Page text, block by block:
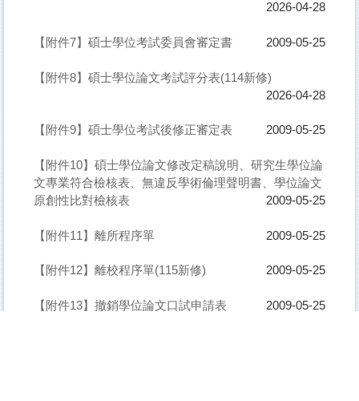
2026-04-28
【附件7】碩士學位考試委員會審定書 2009-05-25
【附件8】碩士學位論文考試評分表(114新修)
2026-04-28
【附件9】碩士學位考試後修正審定表 2009-05-25
【附件10】碩士學位論文修改定稿說明、研究生學位論
文專業符合檢核表、無違反學術倫理聲明書、學位論文
原創性比對檢核表
2009-05-25
【附件11】離所程序單 2009-05-25
【附件12】離校程序單(115新修) 2009-05-25
【附件13】撤銷學位論文口試申請表 2009-05-25